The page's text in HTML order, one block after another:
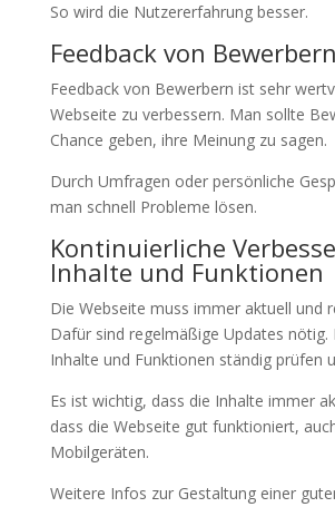
So wird die Nutzererfahrung besser.
Feedback von
Feedback von Bewerbern ist sehr
Webseite zu verbessern. Man sollte
Chance geben, ihre Meinung zu sagen.
Durch Umfragen oder persönliche
man schnell Probleme lösen.
Kontinuierliche
Inhalte und Funktionen
Die Webseite muss immer aktuell und
Dafür sind regelmäßige Updates nötig.
Inhalte und Funktionen ständig prüfen
Es ist wichtig, dass die Inhalte immer
dass die Webseite gut funktioniert,
Mobilgeräten.
Weitere Infos zur Gestaltung einer